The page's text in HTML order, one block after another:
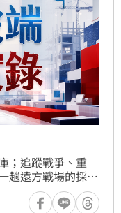
；追蹤戰爭、重
趟遠方戰場的採訪
風險地圖。